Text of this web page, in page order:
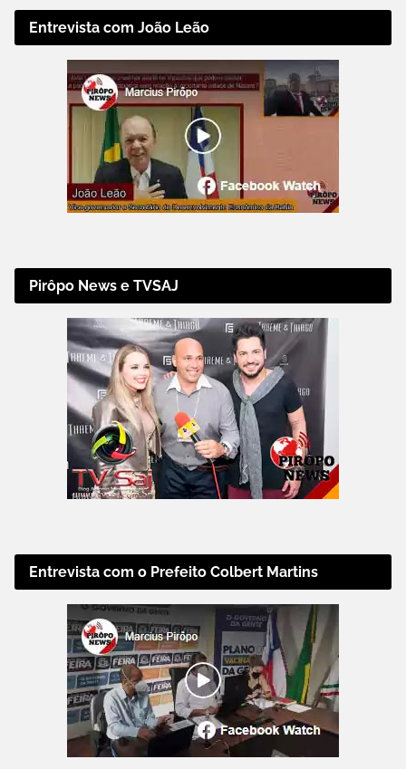
Entrevista com João Leão
Pirôpo News e TVSAJ
Entrevista com o Prefeito Colbert Martins